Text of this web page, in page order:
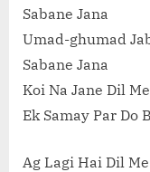
Sabane Jana
Umad-ghumad
Sabane Jana
Koi Na Jane Dil
Ek Samay Par Do
Ag Lagi Hai Dil